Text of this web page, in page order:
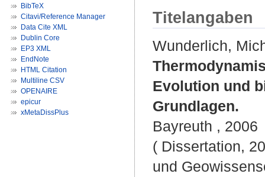
BibTeX
Citavi/Reference Manager
Data Cite XML
Dublin Core
EP3 XML
EndNote
HTML Citation
Multiline CSV
OPENAIRE
epicur
xMetaDissPlus
Titelangaben
Wunderlich,
Evolution und
Grundlagen.
Bayreuth , 2006
( Dissertation,
und